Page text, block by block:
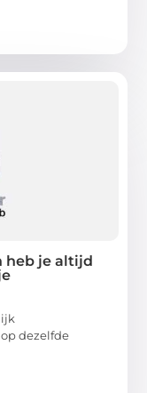
heb je altijd
dezelfde